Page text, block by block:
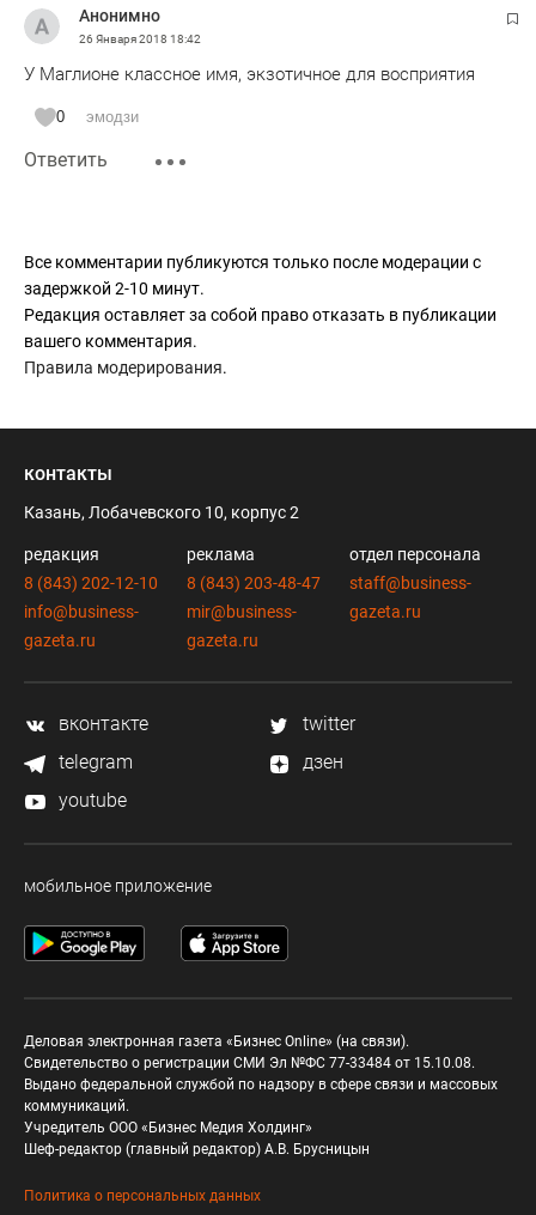
Анонимно
26 Января 2018 18:42
У Маглионе классное имя, экзотичное для восприятия
0 эмодзи
Ответить
Все комментарии публикуются только после модерации с
задержкой 2-10 минут.
Редакция оставляет за собой право отказать в публикации
вашего комментария.
Правила модерирования.
контакты
Казань, Лобачевского 10, корпус 2
редакция
8 (843) 202-12-10
info@business-
gazeta.ru
реклама
8 (843) 203-48-47
mir@business-
gazeta.ru
отдел персонала
staff@business-
gazeta.ru
вконтакте
twitter
telegram
дзен
youtube
мобильное приложение
Деловая электронная газета «Бизнес Online» (на связи).
Свидетельство о регистрации СМИ Эл №ФС 77-33484 от 15.10.08.
Выдано федеральной службой по надзору в сфере связи и массовых
коммуникаций.
Учредитель ООО «Бизнес Медия Холдинг»
Шеф-редактор (главный редактор) А.В. Брусницын
Политика о персональных данных